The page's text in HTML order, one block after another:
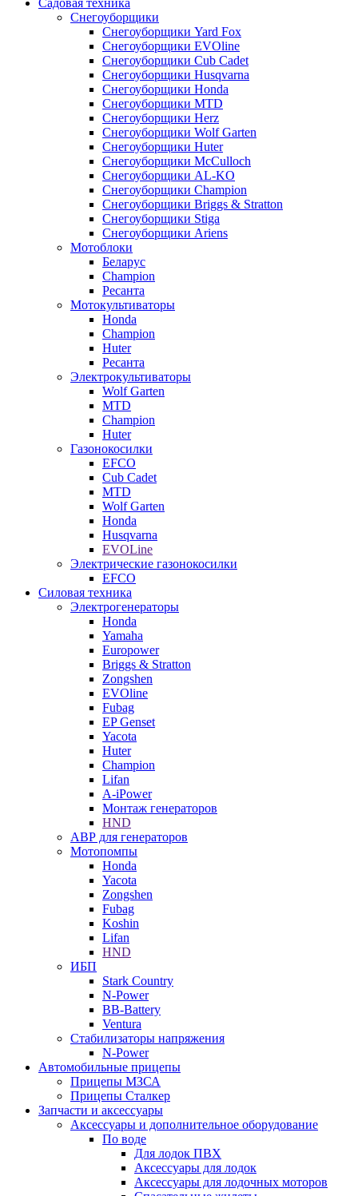
Садовая техника
Снегоуборщики
Снегоуборщики Yard Fox
Снегоуборщики EVOline
Снегоуборщики Cub Cadet
Снегоуборщики Husqvarna
Снегоуборщики Honda
Снегоуборщики MTD
Снегоуборщики Herz
Снегоуборщики Wolf Garten
Снегоуборщики Huter
Снегоуборщики McCulloch
Снегоуборщики AL-KO
Снегоуборщики Champion
Снегоуборщики Briggs & Stratton
Снегоуборщики Stiga
Снегоуборщики Ariens
Мотоблоки
Беларус
Champion
Ресанта
Мотокультиваторы
Honda
Champion
Huter
Ресанта
Электрокультиваторы
Wolf Garten
MTD
Champion
Huter
Газонокосилки
EFCO
Cub Cadet
MTD
Wolf Garten
Honda
Husqvarna
EVOLine
Электрические газонокосилки
EFCO
Силовая техника
Электрогенераторы
Honda
Yamaha
Europower
Briggs & Stratton
Zongshen
EVOline
Fubag
EP Genset
Yacota
Huter
Champion
Lifan
A-iPower
Монтаж генераторов
HND
АВР для генераторов
Мотопомпы
Honda
Yacota
Zongshen
Fubag
Koshin
Lifan
HND
ИБП
Stark Country
N-Power
BB-Battery
Ventura
Стабилизаторы напряжения
N-Power
Автомобильные прицепы
Прицепы МЗСА
Прицепы Сталкер
Запчасти и аксессуары
Аксессуары и дополнительное оборудование
По воде
Для лодок ПВХ
Аксессуары для лодок
Аксессуары для лодочных моторов